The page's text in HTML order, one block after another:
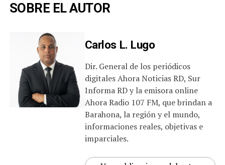
SOBRE EL AUTOR
Carlos L. Lugo
Dir. General de los periódicos
digitales Ahora Noticias RD, Sur
Informa RD y la emisora online
Ahora Radio 107 FM, que brindan a
Barahona, la región y el mundo,
informaciones reales, objetivas e
imparciales.